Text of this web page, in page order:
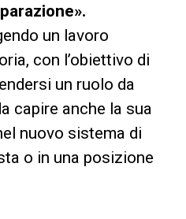
un lavoro
con l’obiettivo di
un ruolo da
capire anche la sua
nuovo sistema di
o in una posizione